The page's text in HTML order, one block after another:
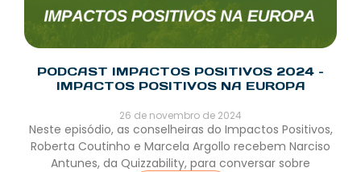
PODCAST IMPACTOS POSITIVOS 2024 –
IMPACTOS POSITIVOS NA EUROPA
26 de novembro de 2024
Neste episódio, as conselheiras do Impactos Positivos,
Roberta Coutinho e Marcela Argollo recebem Narciso
Antunes, da Quizzability, para conversar sobre